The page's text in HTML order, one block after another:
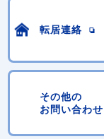
転居連絡
その他の
お問い合わせ